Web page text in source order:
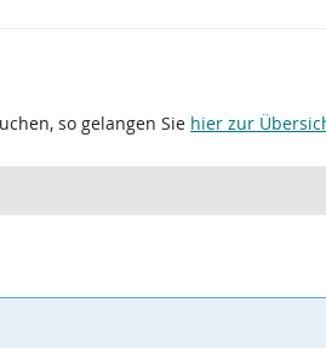
so gelangen Sie hier zur